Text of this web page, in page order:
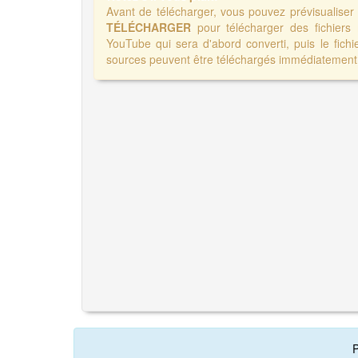
Avant de télécharger, vous pouvez
TÉLÉCHARGER pour télécharger des
YouTube qui sera d'abord converti, puis le
sources peuvent être téléchargés